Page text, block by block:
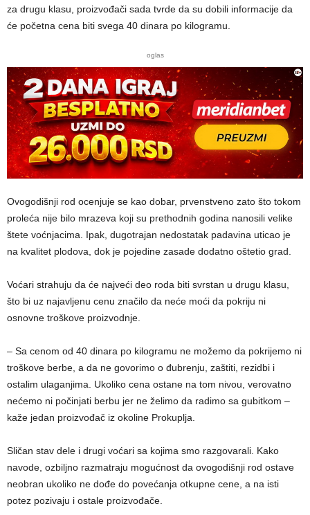
za drugu klasu, proizvođači sada tvrde da su dobili informacije da
će početna cena biti svega 40 dinara po kilogramu.
oglas
Ovogodišnji rod ocenjuje se kao dobar, prvenstveno zato što tokom
proleća nije bilo mrazeva koji su prethodnih godina nanosili velike
štete voćnjacima. Ipak, dugotrajan nedostatak padavina uticao je
na kvalitet plodova, dok je pojedine zasade dodatno oštetio grad.
Voćari strahuju da će najveći deo roda biti svrstan u drugu klasu,
što bi uz najavljenu cenu značilo da neće moći da pokriju ni
osnovne troškove proizvodnje.
– Sa cenom od 40 dinara po kilogramu ne možemo da pokrijemo ni
troškove berbe, a da ne govorimo o đubrenju, zaštiti, rezidbi i
ostalim ulaganjima. Ukoliko cena ostane na tom nivou, verovatno
nećemo ni počinjati berbu jer ne želimo da radimo sa gubitkom –
kaže jedan proizvođač iz okoline Prokuplja.
Sličan stav dele i drugi voćari sa kojima smo razgovarali. Kako
navode, ozbiljno razmatraju mogućnost da ovogodišnji rod ostave
neobran ukoliko ne dođe do povećanja otkupne cene, a na isti
potez pozivaju i ostale proizvođače.